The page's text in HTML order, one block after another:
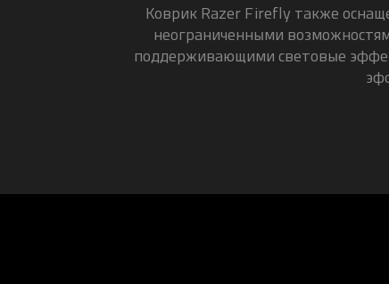
Коврик Razer Firefly также
неограниченными
поддерживающими световые